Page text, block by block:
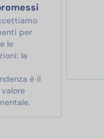
per
le
la
è il